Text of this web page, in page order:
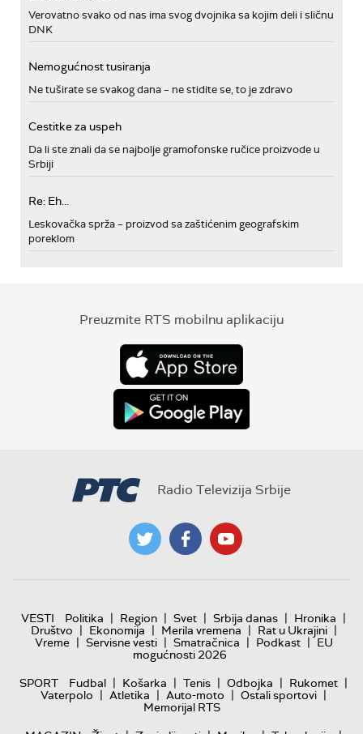
Verovatno svako od nas ima svog dvojnika sa kojim deli i sličnu
DNK
Nemogućnost tusiranja
Ne tuširate se svakog dana – ne stidite se, to je zdravo
Cestitke za uspeh
Da li ste znali da se najbolje gramofonske ručice proizvode u
Srbiji
Re: Eh...
Leskovačka sprža – proizvod sa zaštićenim geografskim
poreklom
Preuzmite RTS mobilnu aplikaciju
Radio Televizija Srbije
VESTI Politika | Region | Svet | Srbija danas | Hronika |
Društvo | Ekonomija | Merila vremena | Rat u Ukrajini |
Vreme | Servisne vesti | Smatračnica | Podkast | EU
mogućnosti 2026
SPORT
Fudbal | Košarka | Tenis | Odbojka | Rukomet |
Vaterpolo | Atletika | Auto-moto | Ostali sportovi |
Memorijal RTS